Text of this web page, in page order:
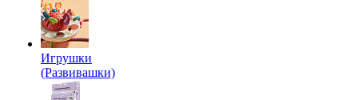
Игрушки
(Развивашки)